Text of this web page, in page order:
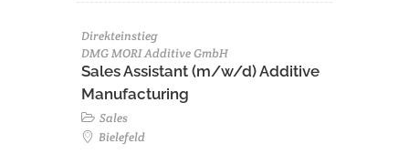
Direkteinstieg
DMG MORI Additive GmbH
Sales Assistant (m/w/d) Additive
Manufacturing
Sales
Bielefeld